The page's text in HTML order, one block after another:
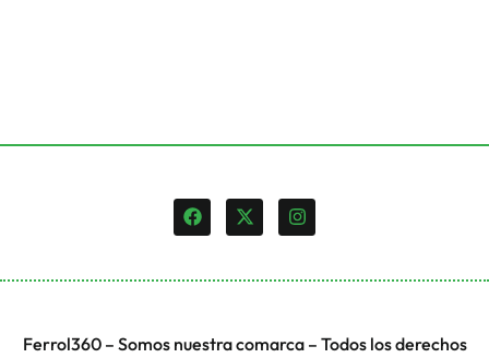
Ferrol360 – Somos nuestra comarca – Todos los derechos